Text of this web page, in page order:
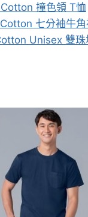
撞色領 T恤
七分袖牛角
Unisex 雙珠